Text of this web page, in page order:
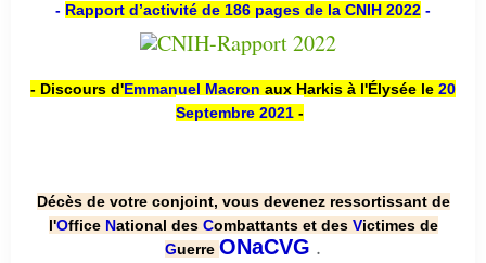
- Rapport d’activité de 186 pages de la CNIH 2022 -
- Discours d'Emmanuel Macron aux Harkis à l'Élysée le 20
Septembre 2021 -
Décès de votre conjoint, vous devenez ressortissant de
l'Office National des Combattants et des Victimes de
Guerre ONaCVG .